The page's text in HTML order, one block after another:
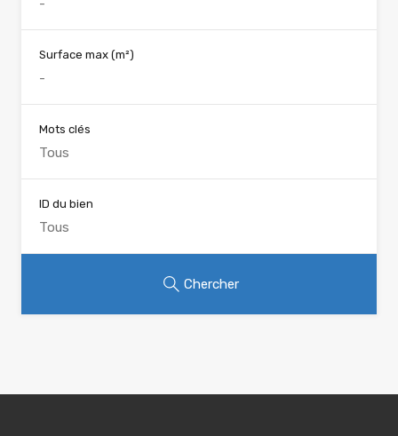
Surface max (m²)
Mots clés
ID du bien
Chercher